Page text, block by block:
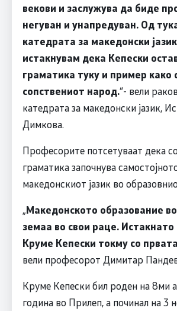
векови и заслужува да биде
негуван и унапредуван. Од
катедрата за македонски
истакнувам дека Кепески
граматика туку и пример како
сопствениот народ.“- вели
катедрата за македонски јазик,
Димкова.
Професорите потсетуваат дека
граматика започнува
македонскиот јазик во
„Македонското образование
земаа во свои раце.
Круме Кепески токму со
вели професорот Димитар
Круме Кепески бил роден на 8ми
година во Прилеп, а починал на 3